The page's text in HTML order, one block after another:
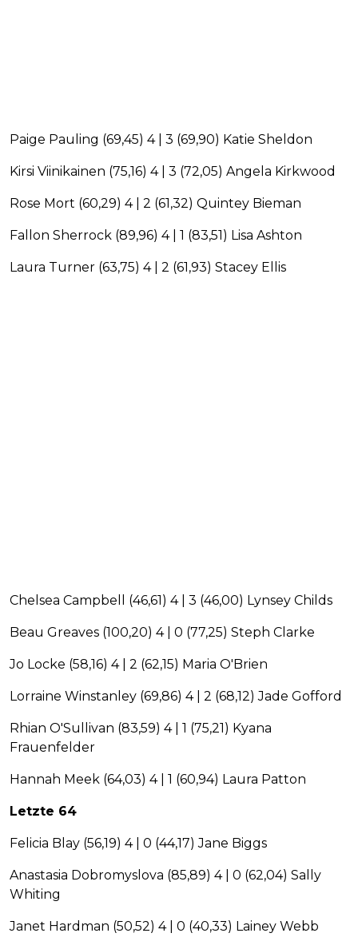
Paige Pauling (69,45) 4 | 3 (69,90) Katie Sheldon
Kirsi Viinikainen (75,16) 4 | 3 (72,05) Angela Kirkwood
Rose Mort (60,29) 4 | 2 (61,32) Quintey Bieman
Fallon Sherrock (89,96) 4 | 1 (83,51) Lisa Ashton
Laura Turner (63,75) 4 | 2 (61,93) Stacey Ellis
Chelsea Campbell (46,61) 4 | 3 (46,00) Lynsey Childs
Beau Greaves (100,20) 4 | 0 (77,25) Steph Clarke
Jo Locke (58,16) 4 | 2 (62,15) Maria O'Brien
Lorraine Winstanley (69,86) 4 | 2 (68,12) Jade Gofford
Rhian O'Sullivan (83,59) 4 | 1 (75,21) Kyana
Frauenfelder
Hannah Meek (64,03) 4 | 1 (60,94) Laura Patton
Letzte 64
Felicia Blay (56,19) 4 | 0 (44,17) Jane Biggs
Anastasia Dobromyslova (85,89) 4 | 0 (62,04) Sally
Whiting
Janet Hardman (50,52) 4 | 0 (40,33) Lainey Webb